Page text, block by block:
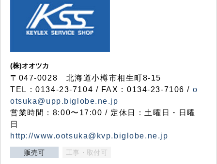
(株)オオツカ
〒047-0028 北海道小樽市相生町8-15
TEL：0134-23-7104 / FAX：0134-23-7106 / o
otsuka@upp.biglobe.ne.jp
営業時間：8:00〜17:00 / 定休日：土曜日・日曜
日
http://www.ootsuka@kvp.biglobe.ne.jp
販売可 工事・取付可